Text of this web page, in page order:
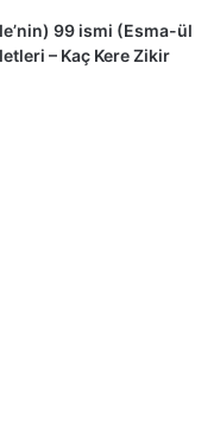
99 ismi (Esma-ül
– Kaç Kere Zikir